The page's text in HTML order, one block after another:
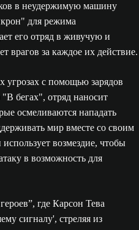
в неудержимую машину
для режима
его отряд в живучую и
врагов за каждое их действие.
угрозах с помощью зарядов
бегах", отряд наносит
осмеливаются нападать
мир вместе со своим
возмездие, чтобы
в возможность для